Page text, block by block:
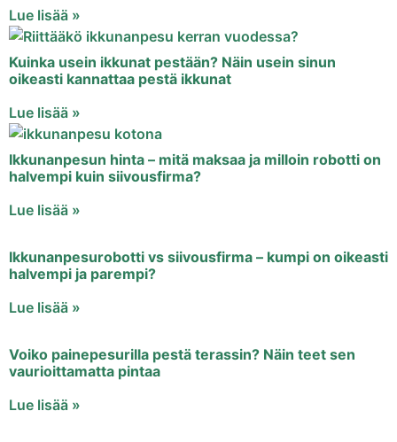
Lue lisää »
Kuinka usein ikkunat pestään? Näin usein sinun
oikeasti kannattaa pestä ikkunat
Lue lisää »
Ikkunanpesun hinta – mitä maksaa ja milloin robotti on
halvempi kuin siivousfirma?
Lue lisää »
Ikkunanpesurobotti vs siivousfirma – kumpi on oikeasti
halvempi ja parempi?
Lue lisää »
Voiko painepesurilla pestä terassin? Näin teet sen
vaurioittamatta pintaa
Lue lisää »